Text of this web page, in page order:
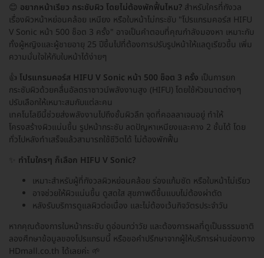
😊 อยากหน้าเรียว กระชับผิว โดยไม่ต้องพักฟื้นไหม? สำหรับใครที่กังวล
เรื่องผิวหน้าหย่อนคล้อย เหนียง หรือใบหน้าไม่กระชับ "โปรแกรมคอร์ส HIFU
V Sonic หน้า 500 ช็อต 3 ครั้ง" อาจเป็นคำตอบที่คุณกำลังมองหา เหมาะกับ
ทั้งผู้หญิงและผู้ชายอายุ 25 ปีขึ้นไปที่ต้องการปรับรูปหน้าให้แลดูเรียวขึ้น เพิ่ม
ความมั่นใจให้กับใบหน้าได้ง่ายๆ
👍 โปรแกรมคอร์ส HIFU V Sonic หน้า 500 ช็อต 3 ครั้ง เป็นการยก
กระชับผิวด้วยคลื่นอัลตราซาวน์พลังงานสูง (HIFU) โดยใช้หัวขนาดต่างๆ
ปรับเลือกให้เหมาะสมกับแต่ละคน
เทคโนโลยีนี้ช่วยส่งพลังงานไปถึงชั้นผิวลึก จุดที่คอลลาเจนอยู่ ทำให้
โครงสร้างผิวแน่นขึ้น รูปหน้ากระชับ ลดปัญหาเหนียงและคาง 2 ชั้นได้ โดย
ทั่วไปหลังทำเสร็จแล้วสามารถใช้ชีวิตได้ ไม่ต้องพักฟื้น
ทำไมใครๆ ก็เลือก HIFU V Sonic?
เหมาะสำหรับผู้ที่กังวลผิวหย่อนคล้อย ร่องแก้มชัด หรือใบหน้าไม่เรียว
อาจช่วยให้ผิวแน่นขึ้น ดูสดใส สุขภาพดีขึ้นแบบไม่ต้องผ่าตัด
หลังรับบริการดูแลผิวต่อเนื่อง และไม่ต้องเว้นกิจวัตรประจำวัน
หากคุณต้องการใบหน้ากระชับ ดูอ่อนกว่าวัย และต้องการผลที่ดูเป็นธรรมชาติ
ลองศึกษาข้อมูลของโปรแกรมนี้ หรือขอคำปรึกษาจากผู้ให้บริการผ่านช่องทาง
HDmall.co.th ได้เลยค่ะ 🌱